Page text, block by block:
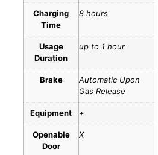
Charging
Time
8 hours
Usage
Duration
up to 1 hour
Brake
Automatic Upon
Gas Release
Equipment +
Openable
Door
X